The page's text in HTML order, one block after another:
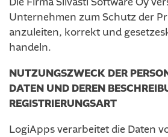
Unternehmen zum Schutz der
anzuleiten, korrekt und
handeln.
NUTZUNGSZWECK DER
DATEN UND DEREN
REGISTRIERUNGSART
LogiApps verarbeitet die Daten